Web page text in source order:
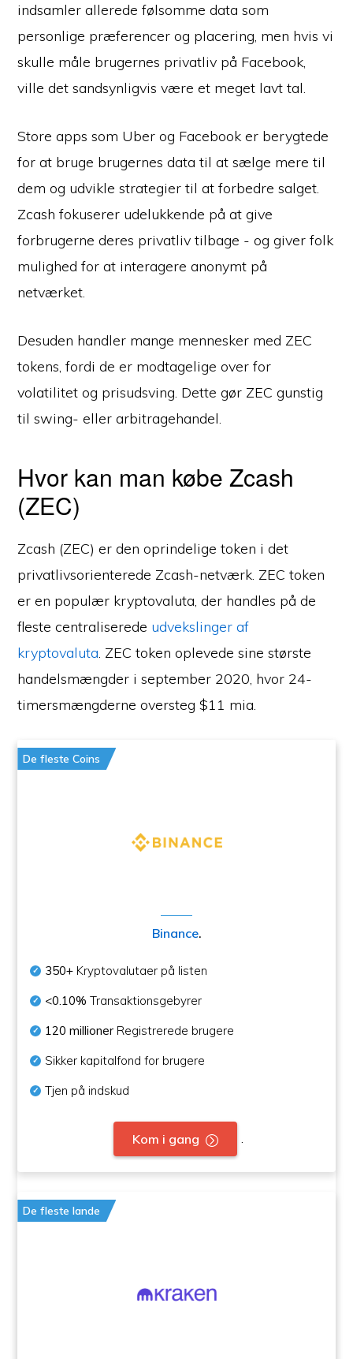
indsamler allerede følsomme data som
personlige præferencer og placering, men hvis vi
skulle måle brugernes privatliv på Facebook,
ville det sandsynligvis være et meget lavt tal.
Store apps som Uber og Facebook er berygtede
for at bruge brugernes data til at sælge mere til
dem og udvikle strategier til at forbedre salget.
Zcash fokuserer udelukkende på at give
forbrugerne deres privatliv tilbage - og giver folk
mulighed for at interagere anonymt på
netværket.
Desuden handler mange mennesker med ZEC
tokens, fordi de er modtagelige over for
volatilitet og prisudsving. Dette gør ZEC gunstig
til swing- eller arbitragehandel.
Hvor kan man købe Zcash
(ZEC)
Zcash (ZEC) er den oprindelige token i det
privatlivsorienterede Zcash-netværk. ZEC token
er en populær kryptovaluta, der handles på de
fleste centraliserede udvekslinger af
kryptovaluta. ZEC token oplevede sine største
handelsmængder i september 2020, hvor 24-
timersmængderne oversteg $11 mia.
De fleste Coins
Binance.
350+ Kryptovalutaer på listen
<0.10% Transaktionsgebyrer
120 millioner Registrerede brugere
Sikker kapitalfond for brugere
Tjen på indskud
Kom i gang
De fleste lande